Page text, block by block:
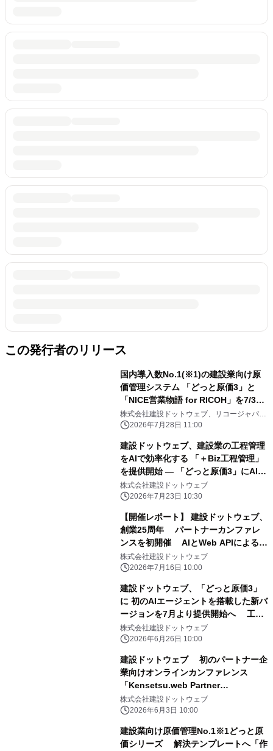
この発行者のリリース
国内導入数No.1(※1)の建設業向け原
価管理システム 「どっと原価3」と
「NICE営業物語 for RICOH」を7/31
より連携
株式会社建設ドットウェブ、リコージャパン
株式会社、株式会社システムズナカシマ
2026年7月28日 11:00
建設ドットウェブ、建設業の工程管理
をAIで効率化する 「＋Biz工程管理」
を提供開始 ― 「どっと原価3」にAIエ
ージェントも標準搭載 ―
株式会社建設ドットウェブ
2026年7月23日 10:30
【開催レポート】 建設ドットウェブ、
創業25周年 パートナーカンファレ
ンスを初開催 AIとWeb APIによる業
務効率化への展望を発表
株式会社建設ドットウェブ
2026年7月16日 10:00
建設ドットウェブ、「どっと原価3」
に 初のAIエージェントを搭載した新バ
ージョンを7月より提供開始へ 工程
表をAIで生成する新オプション 「＋
Biz工程管理」も同時リリース
株式会社建設ドットウェブ
2026年6月26日 10:00
建設ドットウェブ 初のパートナー企
業向けオンラインカンファレンス
「Kensetsu.web Partner
Conference 2026」 2026年7月3日開
催
株式会社建設ドットウェブ
2026年6月3日 10:00
建設業向け原価管理No.1※1どっと原
価シリーズ 解決テンプレートへ「作